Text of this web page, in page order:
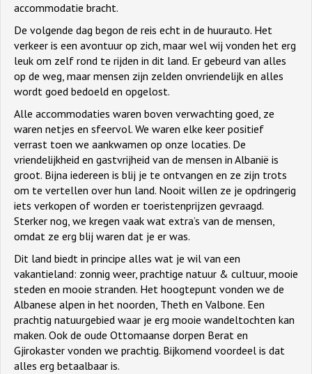
accommodatie bracht.
De volgende dag begon de reis echt in de huurauto. Het
verkeer is een avontuur op zich, maar wel wij vonden het erg
leuk om zelf rond te rijden in dit land. Er gebeurd van alles
op de weg, maar mensen zijn zelden onvriendelijk en alles
wordt goed bedoeld en opgelost.
Alle accommodaties waren boven verwachting goed, ze
waren netjes en sfeervol. We waren elke keer positief
verrast toen we aankwamen op onze locaties. De
vriendelijkheid en gastvrijheid van de mensen in Albanië is
groot. Bijna iedereen is blij je te ontvangen en ze zijn trots
om te vertellen over hun land. Nooit willen ze je opdringerig
iets verkopen of worden er toeristenprijzen gevraagd.
Sterker nog, we kregen vaak wat extra’s van de mensen,
omdat ze erg blij waren dat je er was.
Dit land biedt in principe alles wat je wil van een
vakantieland: zonnig weer, prachtige natuur & cultuur, mooie
steden en mooie stranden. Het hoogtepunt vonden we de
Albanese alpen in het noorden, Theth en Valbone. Een
prachtig natuurgebied waar je erg mooie wandeltochten kan
maken. Ook de oude Ottomaanse dorpen Berat en
Gjirokaster vonden we prachtig. Bijkomend voordeel is dat
alles erg betaalbaar is.